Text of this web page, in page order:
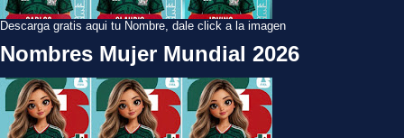
Descarga gratis aqui tu Nombre, dale click a la imagen
Nombres Mujer Mundial 2026